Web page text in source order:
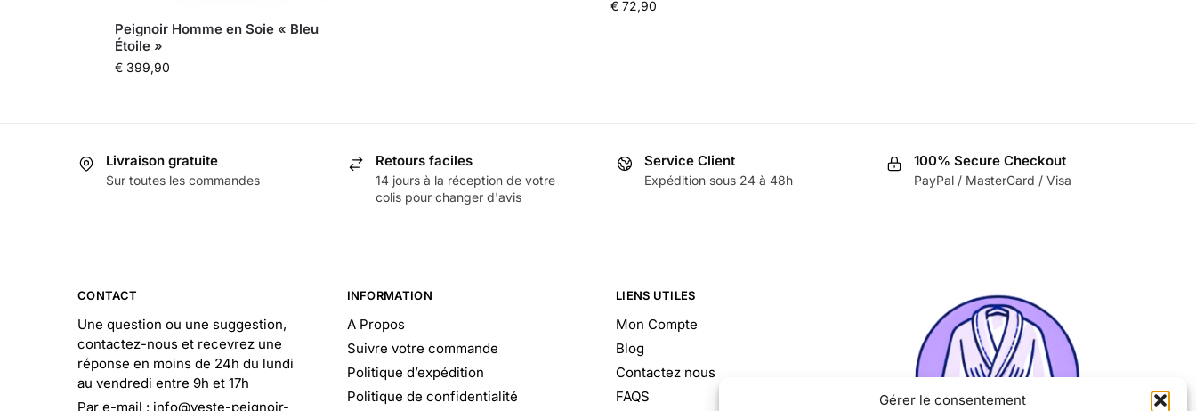
Gérer le consentement
Peignoir Homme en Soie « Bleu
Étoile »
€399,90
€ 72,90
Livraison gratuite
Sur toutes les commandes
Retours faciles
14 jours à la réception de votre
colis pour changer d'avis
Service Client
Expédition sous 24 à 48h
100% Secure Checkout
PayPal / MasterCard / Visa
CONTACT
Une question ou une suggestion,
contactez-nous et recevrez une
réponse en moins de 24h du lundi
au vendredi entre 9h et 17h
Par e-mail : info@veste-peignoir-
INFORMATION
A Propos
Suivre votre commande
Politique d’expédition
Politique de confidentialité
LIENS UTILES
Mon Compte
Blog
Contactez nous
FAQS